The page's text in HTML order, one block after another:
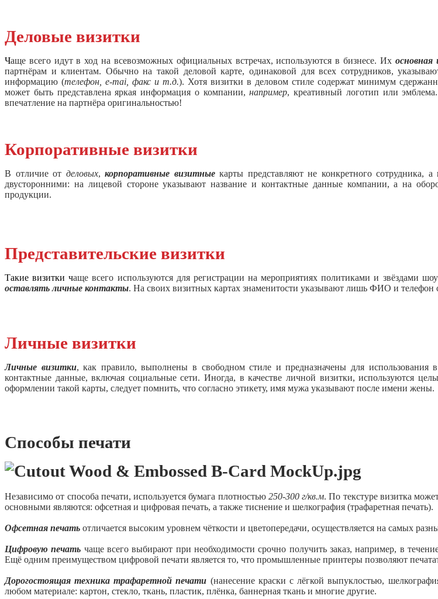
Деловые визитки
Чаще всего идут в ход на всевозможных официальных встречах, используются в бизнесе. Их основная
партнёрам и клиентам. Обычно на такой деловой карте, одинаковой для всех сотрудников,
информацию (телефон, e-mai, факс и т.д.). Хотя визитки в деловом стиле содержат минимум
может быть представлена яркая информация о компании,например, креативный логотип или
впечатление на партнёра оригинальностью!
Корпоративные визитки
В отличие от деловых,корпоративные визитныекарты представляют не конкретного
двусторонними: на лицевой стороне указывают название и контактные данные компании, а на
продукции.
Представительские визитки
Такие визитки чаще всего используются для регистрации на мероприятиях политиками и звёздами
оставлять личные контакты. На своих визитных картах знаменитости указывают лишь ФИО и телефон
Личные визитки
Личные визитки, как правило, выполнены в свободном стиле и предназначены для
контактные данные, включая социальные сети. Иногда, в качестве личной визитки, используются
оформлении такой карты, следует помнить, что согласно этикету, имя мужа указывают после имени жены.
Способы печати
Независимо от способа печати, используется бумага плотностью 250-300 г/кв.м. По текстуре визитка
основными являются: офсетная и цифровая печать, а также тиснение и шелкография (трафаретная печать).
Офсетная печать отличается высоким уровнем чёткости и цветопередачи, осуществляется на самых
Цифровую печать чаще всего выбирают при необходимости срочно получить заказ, например, в
Ещё одним преимуществом цифровой печати является то, что промышленные принтеры позволяют
Дорогостоящая техника трафаретной печати (нанесение краски с лёгкой выпуклостью,
любом материале: картон, стекло, ткань, пластик, плёнка, баннерная ткань и многие другие.